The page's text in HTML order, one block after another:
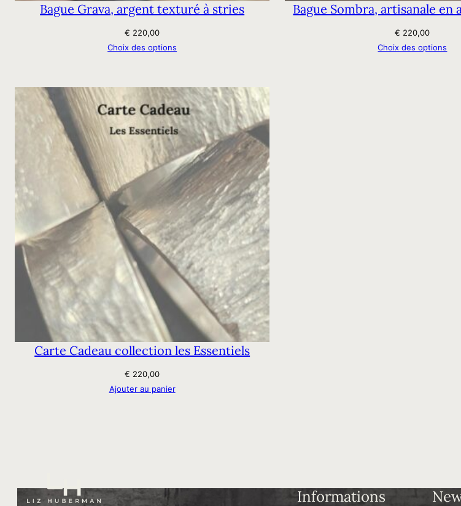
Bague Grava, argent texturé à stries
€ 220,00
Choix des options
Bague Sombra, artisanale en
€ 220,00
Choix des options
Carte Cadeau collection les Essentiels
€ 220,00
Ajouter au panier
Informations